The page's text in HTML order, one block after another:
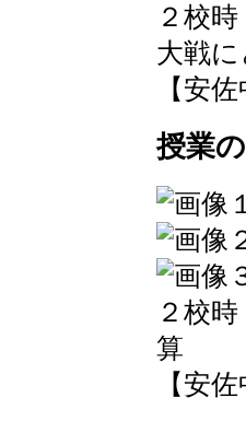
２校
大戦
【安
授業
２校
算
【安